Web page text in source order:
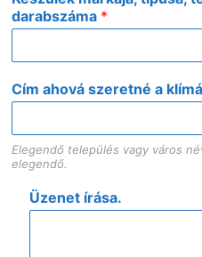
darabszáma *
Cím ahová szeretné a
Elegendő település vagy város
elegendő.
Üzenet írása.